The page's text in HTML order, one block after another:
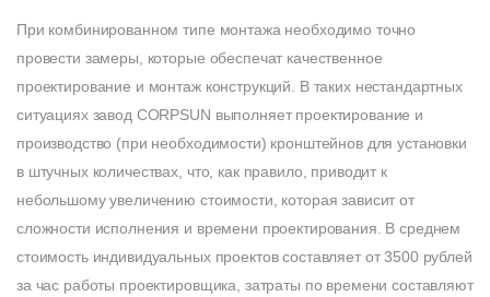
При комбинированном типе монтажа необходимо точно
провести замеры, которые обеспечат качественное
проектирование и монтаж конструкций. В таких нестандартных
ситуациях завод CORPSUN выполняет проектирование и
производство (при необходимости) кронштейнов для установки
в штучных количествах, что, как правило, приводит к
небольшому увеличению стоимости, которая зависит от
сложности исполнения и времени проектирования. В среднем
стоимость индивидуальных проектов составляет от 3500 рублей
за час работы проектировщика, затраты по времени составляют